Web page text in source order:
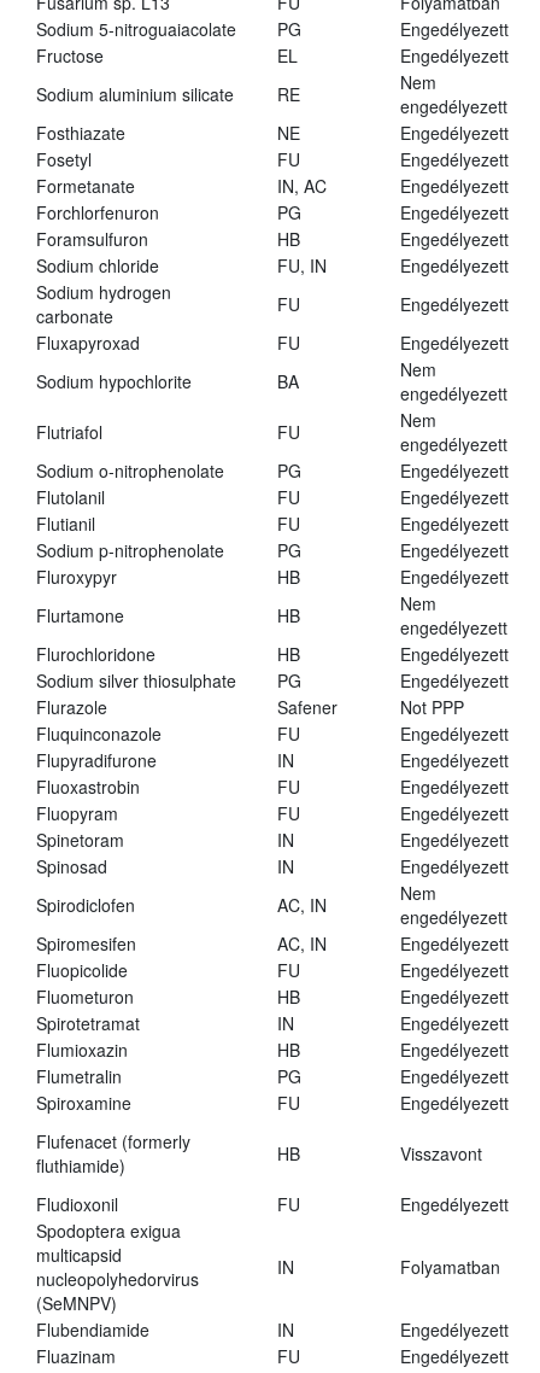
Sodium 5-nitroguaiacolate
PG
Engedélyezett
Fructose
EL
Engedélyezett
Sodium aluminium silicate
RE
Nem
engedélyezett
Fosthiazate
NE
Engedélyezett
Fosetyl
FU
Engedélyezett
Formetanate
IN, AC
Engedélyezett
Forchlorfenuron
PG
Engedélyezett
Foramsulfuron
HB
Engedélyezett
Sodium chloride
FU, IN
Engedélyezett
Sodium hydrogen
carbonate
FU
Engedélyezett
Fluxapyroxad
FU
Engedélyezett
Sodium hypochlorite
BA
Nem
engedélyezett
Flutriafol
FU
Nem
engedélyezett
Sodium o-nitrophenolate
PG
Engedélyezett
Flutolanil
FU
Engedélyezett
Flutianil
FU
Engedélyezett
Sodium p-nitrophenolate
PG
Engedélyezett
Fluroxypyr
HB
Engedélyezett
Flurtamone
HB
Nem
engedélyezett
Flurochloridone
HB
Engedélyezett
Sodium silver thiosulphate
PG
Engedélyezett
Flurazole
Safener
Not PPP
Fluquinconazole
FU
Engedélyezett
Flupyradifurone
IN
Engedélyezett
Fluoxastrobin
FU
Engedélyezett
Fluopyram
FU
Engedélyezett
Spinetoram
IN
Engedélyezett
Spinosad
IN
Engedélyezett
Spirodiclofen
AC, IN
Nem
engedélyezett
Spiromesifen
AC, IN
Engedélyezett
Fluopicolide
FU
Engedélyezett
Fluometuron
HB
Engedélyezett
Spirotetramat
IN
Engedélyezett
Flumioxazin
HB
Engedélyezett
Flumetralin
PG
Engedélyezett
Spiroxamine
FU
Engedélyezett
Flufenacet (formerly
fluthiamide)
HB Visszavont
Fludioxonil FU
Engedélyezett
Spodoptera exigua
multicapsid
nucleopolyhedorvirus
(SeMNPV)
IN Folyamatban
Flubendiamide IN
Engedélyezett
Fluazinam
FU
Engedélyezett